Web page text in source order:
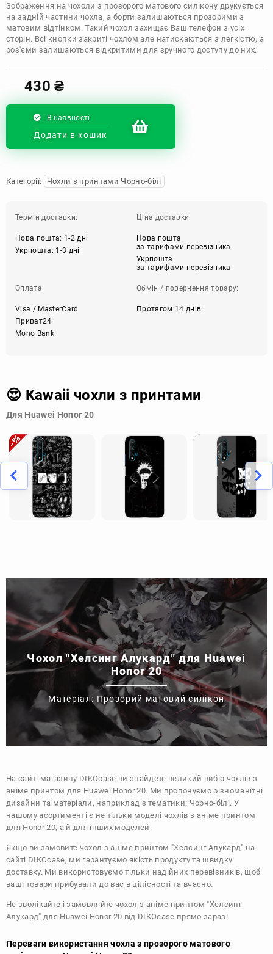
Зображення на чохоли з прозорого матового силікону друкується
на задній частини чохла, а борти залишаються прозорими з
матовим відтінком. Такий чохол захищає Ваш телефон з усіх
сторін. Всі кнопки закриті чохлом але натискаються з легкістю, а
роз'єми залишаються відкритими для зручного доступу до них.
430₴
В наявності
Додати в кошик
Категорії: Чохли з принтами Чорно-білі
Термін доставки:
Нова пошта: 1-2 дні
Укрпошта: 1-3 дні
Ціна доставки:
Нова пошта
за тарифами перевізника
Укрпошта
за тарифами перевізника
Оплата:
Visa / MasterCard
Приват24
Mono Bank
Обмін / повернення товару:
Протягом 14 днів
😍 Kawaii чохли з принтами
Для Huawei Honor 20
Чохол "Хелсинг Алукард" для Huawei
Honor 20
Матеріал: Прозорий матовий силікон
На сайті магазину DIKOcase ви знайдете великий вибір чохлів з
аніме принтом для Huawei Honor 20. Ми пропонуємо різноманітні
дизайни та матеріали, наприклад з тематики: Чорно-білі. У
нашому асортименті є не тільки моделі чохлів з аніме принтом
для Honor 20, а й для інших моделей.
Якщо ви замовите чохол з аніме принтом "Хелсинг Алукард" на
сайті DIKOcase, ми гарантуємо якість продукту та швидку
доставку. Ми використовуємо тільки надійних перевізників, щоб
ваші товари прибували до вас в цілісності та вчасно.
Не зволікайте і замовляйте чохол з аніме принтом "Хелсинг
Алукард" для Huawei Honor 20 від DIKOcase прямо зараз!
Переваги використання чохла з прозорого матового